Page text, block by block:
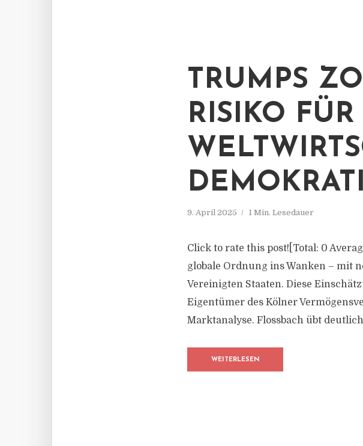
TRUMPS
RISIKO
9. April 2025 1 Min. Lesedauer
Click to rate this post![Total: 0
globale Ordnung ins Wanken – mit
Vereinigten Staaten. Diese
Eigentümer des Kölner
Marktanalyse. Flossbach übt
WEITERLESEN